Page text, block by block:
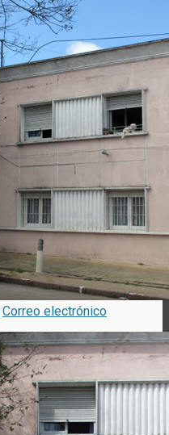
Correo electrónico